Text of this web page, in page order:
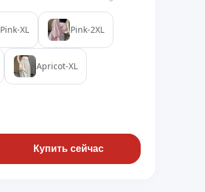
Pink-XL Pink-2XL
Apricot-XL
Купить сейчас